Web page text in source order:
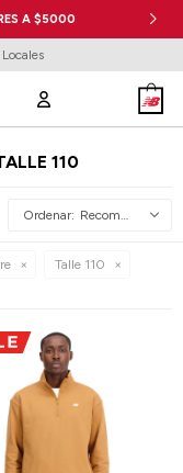
A $5000
Locales
110
Recomendados
Talle 110